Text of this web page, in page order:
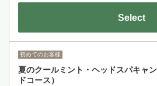
ントス」を使っ
トを、今だけの
Select
初めてのお客様
夏のクールミント・ヘッドスパキャ
ドコース）